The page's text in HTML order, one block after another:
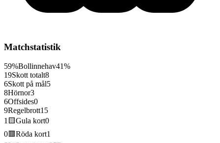
Matchstatistik
59%Bollinnehav41%
19Skott totalt8
6Skott på mål5
8Hörnor3
6Offsides0
9Regelbrott15
1 🟨Gula kort0
0🟥Röda kort1